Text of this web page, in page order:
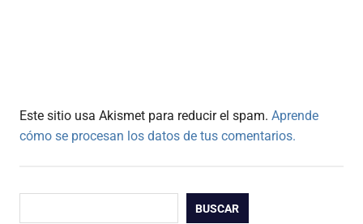
Este sitio usa Akismet para reducir el spam. Aprende
cómo se procesan los datos de tus comentarios.
BUSCAR